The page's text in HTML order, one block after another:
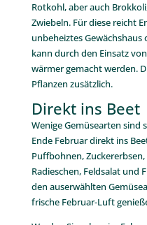
Rotkohl, aber auch
Zwiebeln. Für diese reicht
unbeheiztes
kann durch den Einsatz
wärmer gemacht werden.
Pflanzen zusätzlich.
Direkt ins Beet
Wenige Gemüsearten sind
Ende Februar direkt ins
Puffbohnen,
Radieschen, Feldsalat und
den auserwählten
frische Februar-Luft